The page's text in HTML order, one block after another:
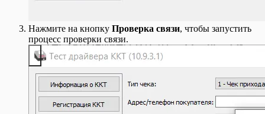
Нажмите на кнопку Проверка связи, чтобы запустить
процесс проверки связи.